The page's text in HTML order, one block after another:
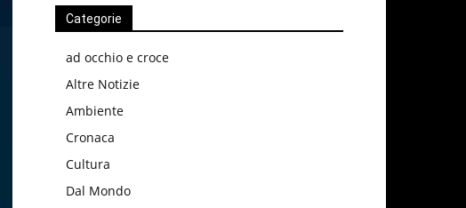
Categorie
ad occhio e croce
Altre Notizie
Ambiente
Cronaca
Cultura
Dal Mondo